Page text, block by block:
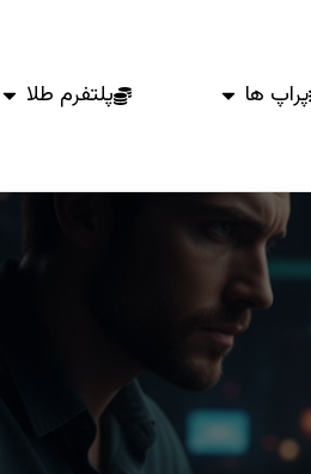
پراپ ها پلتفرم طلا